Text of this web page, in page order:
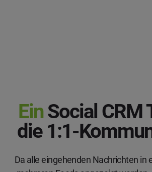
EinSocial CRM
die 1:1-
Da alle eingehenden Nachrichten in